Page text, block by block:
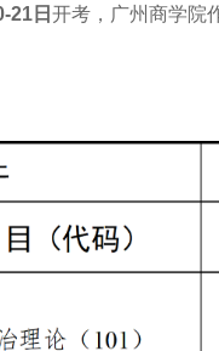
21日 开考，广州商学院